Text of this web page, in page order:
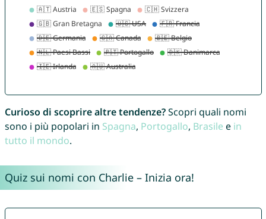
Curioso di scoprire altre tendenze?Scopri quali nomi
sono i più popolari in Spagna, Portogallo, Brasile e in
tutto il mondo.
Quiz sui nomi con Charlie – Inizia ora!